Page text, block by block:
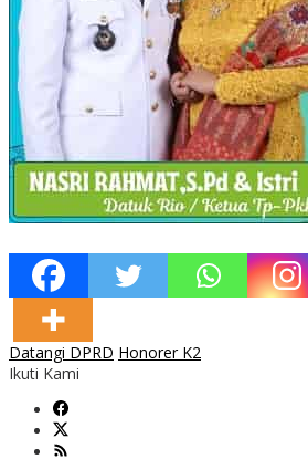
Datangi DPRD Honorer K2
Ikuti Kami